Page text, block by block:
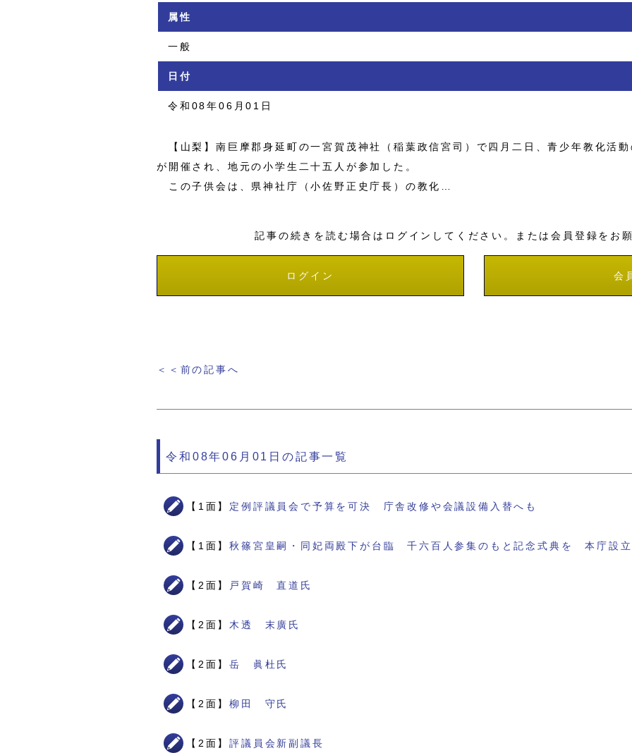
属性
一般
日付
令和08年06月01日
【山梨】南巨摩郡身延町の一宮賀茂神社（稲葉政信宮司）で四月二日、青少年教化活動
が開催され、地元の小学生二十五人が参加した。
この子供会は、県神社庁（小佐野正史庁長）の教化…
記事の続きを読む場合はログインしてください。または会員登録をお
ログイン 会
＜＜前の記事へ
令和08年06月01日の記事一覧
【1面】 定例評議員会で予算を可決 庁舎改修や会議設備入替へも
【1面】秋篠宮皇嗣・同妃両殿下が台臨 千六百人参集のもと記念式典を 本庁設立
【2面】 戸賀崎 直道氏
【2面】 木透 末廣氏
【2面】岳 眞杜氏
【2面】柳田 守氏
【2面】評議員会新副議長